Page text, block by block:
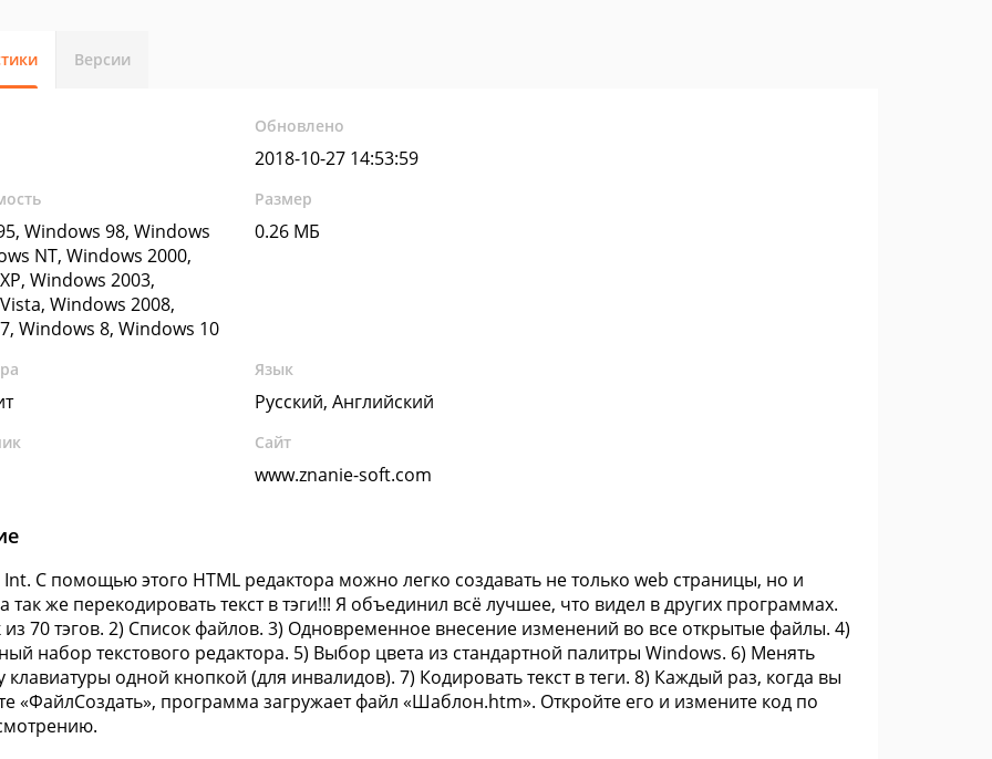
Версии
Обновлено
2018-10-27 14:53:59
Windows 98, Windows
NT, Windows 2000,
Windows 2003,
Windows 2008,
Windows 8, Windows 10
Размер
0.26 МБ
Язык
Русский, Английский
Сайт
www.znanie-soft.com
Int. С помощью этого HTML редактора можно легко создавать не только web страницы, но и
так же перекодировать текст в тэги!!! Я объединил всё лучшее, что видел в других программах.
из 70 тэгов. 2) Список файлов. 3) Одновременное внесение изменений во все открытые файлы. 4)
набор текстового редактора. 5) Выбор цвета из стандартной палитры Windows. 6) Менять
клавиатуры одной кнопкой (для инвалидов). 7) Кодировать текст в теги. 8) Каждый раз, когда вы
«ФайлСоздать», программа загружает файл «Шаблон.htm». Откройте его и измените код по